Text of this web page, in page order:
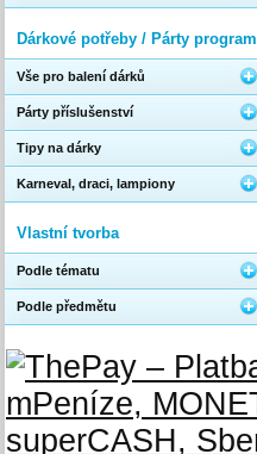
Dárkové potřeby / Párty program
Vše pro balení dárků
Párty příslušenství
Tipy na dárky
Karneval, draci, lampiony
Vlastní tvorba
Podle tématu
Podle předmětu